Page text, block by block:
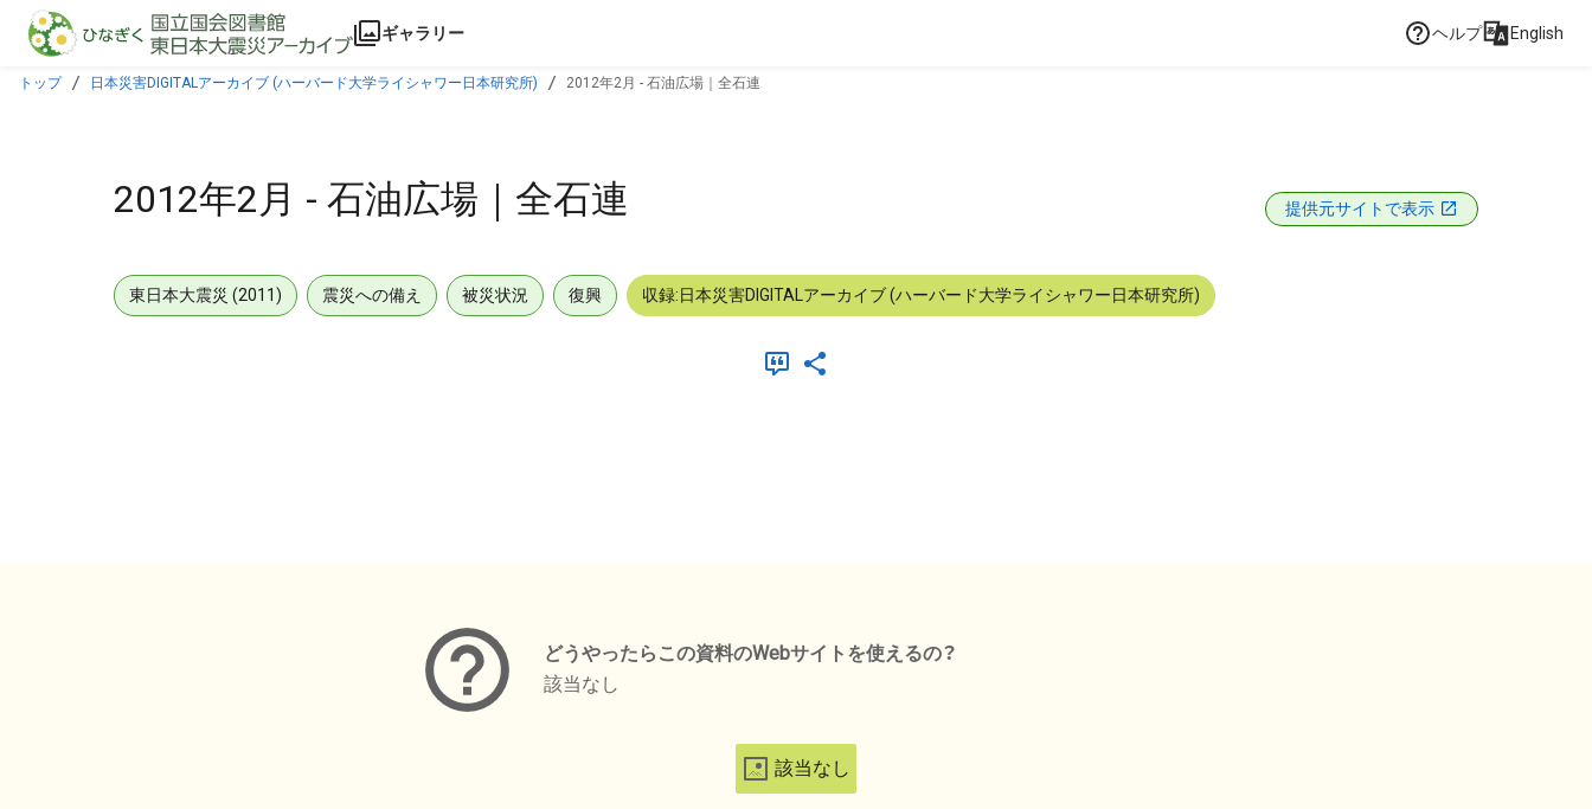
本文に飛ぶ
ギャラリー ヘルプ English
トップ 日本災害DIGITALアーカイブ (ハーバード大学ライシャワー日本研究所) 2012年2月 - 石油広場｜全石連
2012年2月 - 石油広場｜全石連 提供元サイトで表示
東日本大震災 (2011) 震災への備え 被災状況 復興 収録:日本災害DIGITALアーカイブ (ハーバード大学ライシャワー日本研究所)
どうやったらこの資料のWebサイトを使えるの？
該当なし
該当なし